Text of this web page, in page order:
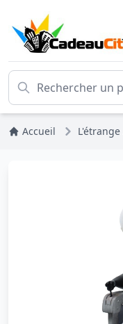
Accueil